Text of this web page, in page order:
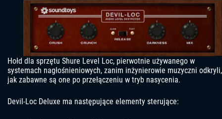
Hołd dla sprzętu Shure Level Loc, pierwotnie używanego w
systemach nagłośnieniowych, zanim inżynierowie muzyczni odkryli,
jak zabawne są one po przełączeniu w tryb nasycenia.
Devil-Loc Deluxe ma następujące elementy sterujące: